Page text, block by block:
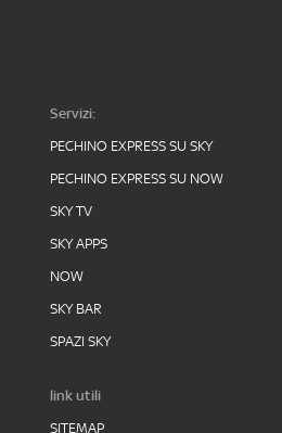
Servizi:
PECHINO EXPRESS SU SKY
PECHINO EXPRESS SU NOW
SKY TV
SKY APPS
NOW
SKY BAR
SPAZI SKY
link utili
SITEMAP